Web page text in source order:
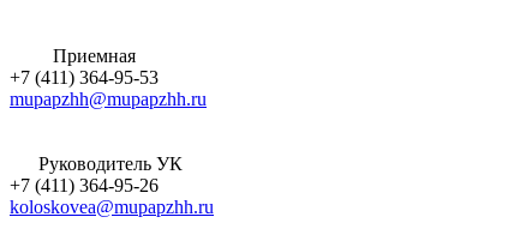
Приемная
+7 (411) 364-95-53
mupapzhh@mupapzhh.ru
Руководитель УК
+7 (411) 364-95-26
koloskovea@mupapzhh.ru